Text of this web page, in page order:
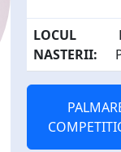
LOCUL
NASTERII: